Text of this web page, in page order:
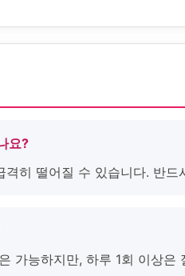
요?
히 떨어질 수 있습니다. 반드
가능하지만, 하루 1회 이상은